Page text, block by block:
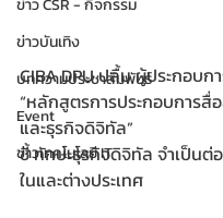
ข่าว CSR - กิจกรรม
ข่าวบันเทิง
บทความประชาสัมพันธ์
Event
ข่าวเทคโนโลยี IT
CIBA DPU ปลื้ม ผู้ประกอบก
“หลักสูตรการประกอบการสื่
และธุรกิจดิจิทัล”
ชี้ ทักษะธุรกิจดิจิทัล จำเป็นต่
ในและต่างประเทศ